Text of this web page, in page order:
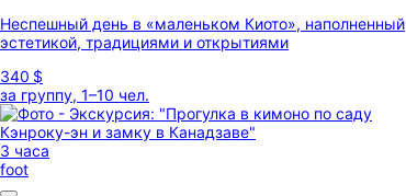
Неспешный день в «маленьком Киото», наполненный
эстетикой, традициями и открытиями
340 $
за группу, 1–10 чел.
3 часа
foot